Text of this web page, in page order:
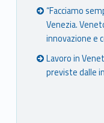
“Facciamo
Venezia.
innovazione e
Lavoro in
previste dalle